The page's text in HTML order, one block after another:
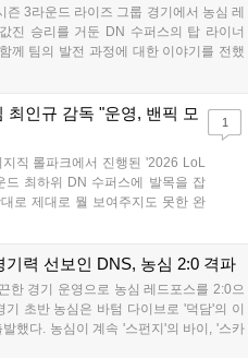
3라운드 라이즈 그룹 경기에서 농심 레
진 승리를 거둔 DN 수퍼스의 탑 라이너
께 팀의 발전 과정에 대한 이야기를 전했
해 '두두'는 "진짜 오랜만에 거둔 2:0 승
최인규 감독 "운영, 밴픽 모
직 롤파크에서 진행된 '2026 LoL
드 최하위 DN 수퍼스에 발목을 잡
로 제대로 뭘 보여주지도 못한 완
레드포스 최인규 감독과 '리헨즈'
1
기력 선보인 DNS, 농심 2:0 격파
한 경기 운영으로 농심 레드포스를 2:0으
기 초반 농심은 바텀 다이브로 '덕담'의 이
했다. 농심이 계속 '스펀지'의 바이, '스카
반부터 잡은 주도권을 계속 잘 굴렸다.